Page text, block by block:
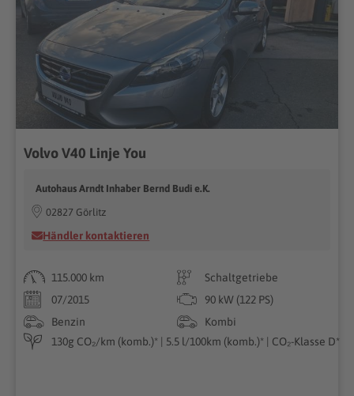
Volvo V40 Linje You
Autohaus Arndt Inhaber Bernd Budi e.K.
02827 Görlitz
Händler kontaktieren
115.000 km
Schaltgetriebe
07/2015
90 kW (122 PS)
Benzin
Kombi
130g CO₂/km (komb.)* | 5.5 l/100km (komb.)* | CO₂-Klasse D*